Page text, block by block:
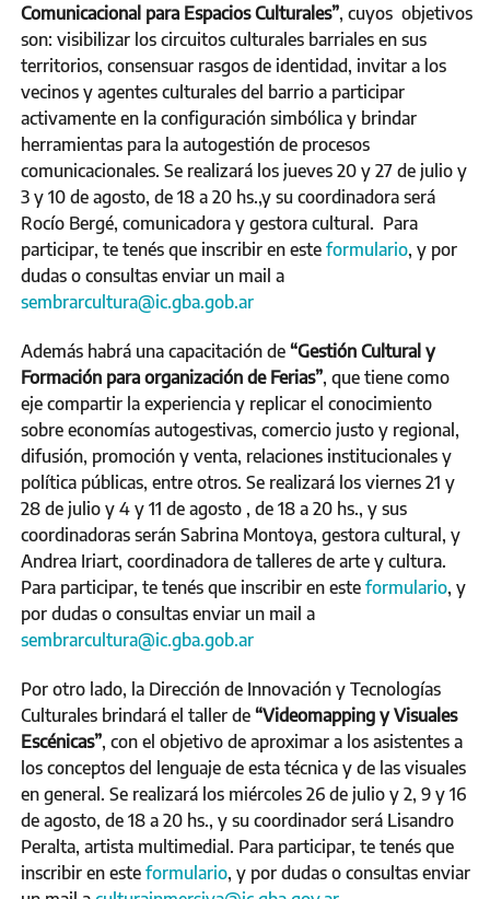
Comunicacional para Espacios Culturales”, cuyos objetivos
son: visibilizar los circuitos culturales barriales en sus
territorios, consensuar rasgos de identidad, invitar a los
vecinos y agentes culturales del barrio a participar
activamente en la configuración simbólica y brindar
herramientas para la autogestión de procesos
comunicacionales. Se realizará los jueves 20 y 27 de julio y
3 y 10 de agosto, de 18 a 20 hs.,y su coordinadora será
Rocío Bergé, comunicadora y gestora cultural. Para
participar, te tenés que inscribir en este formulario, y por
dudas o consultas enviar un mail a
sembrarcultura@ic.gba.gob.ar
Además habrá una capacitación de “Gestión Cultural y
Formación para organización de Ferias”, que tiene como
eje compartir la experiencia y replicar el conocimiento
sobre economías autogestivas, comercio justo y regional,
difusión, promoción y venta, relaciones institucionales y
política públicas, entre otros. Se realizará los viernes 21 y
28 de julio y 4 y 11 de agosto , de 18 a 20 hs., y sus
coordinadoras serán Sabrina Montoya, gestora cultural, y
Andrea Iriart, coordinadora de talleres de arte y cultura.
Para participar, te tenés que inscribir en este formulario, y
por dudas o consultas enviar un mail a
sembrarcultura@ic.gba.gob.ar
Por otro lado, la Dirección de Innovación y Tecnologías
Culturales brindará el taller de “Videomapping y Visuales
Escénicas”, con el objetivo de aproximar a los asistentes a
los conceptos del lenguaje de esta técnica y de las visuales
en general. Se realizará los miércoles 26 de julio y 2, 9 y 16
de agosto, de 18 a 20 hs., y su coordinador será Lisandro
Peralta, artista multimedial. Para participar, te tenés que
inscribir en este formulario, y por dudas o consultas enviar